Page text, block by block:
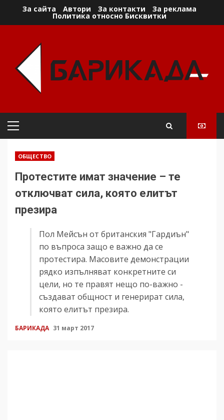
За сайта Автори За контакти За реклама
Политика относно Бисквитки
Primary
ОБЩЕСТВО
Протестите имат значение – те
отключват сила, която елитът
презира
Пол Мейсън от британския "Гардиън"
по въпроса защо е важно да се
протестира. Масовите демонстрации
рядко изпълняват конкретните си
цели, но те правят нещо по-важно -
създават общност и генерират сила,
която елитът презира.
БАРИКАДА 31 март 2017